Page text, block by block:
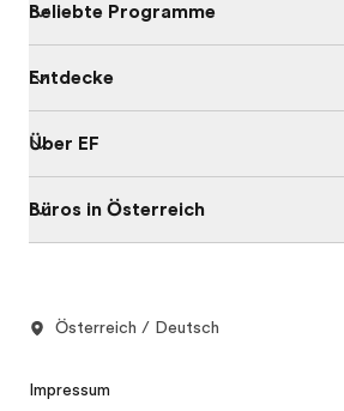
Beliebte Programme
Entdecke
Über EF
Büros in Österreich
Österreich / Deutsch
Impressum